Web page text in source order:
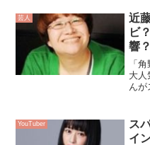
の宮
さん
芸人
近
ビ
響？
「
大人
んが
て
に
YouTuber
ス
イ